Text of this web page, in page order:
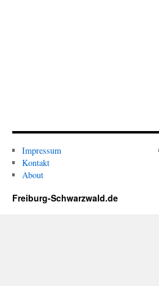
Impressum
Kontakt
About
Freiburg-Schwarzwald.de